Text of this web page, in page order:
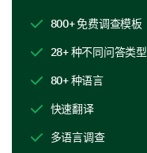
有些有效
中立
有些无效
800+ 免费调查模板
28+ 种不同问答类型
80+ 种语言
快速翻译
多语言调查